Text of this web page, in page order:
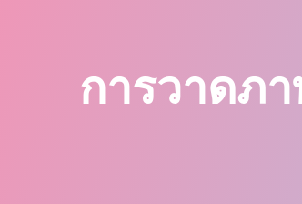
การวาดภา